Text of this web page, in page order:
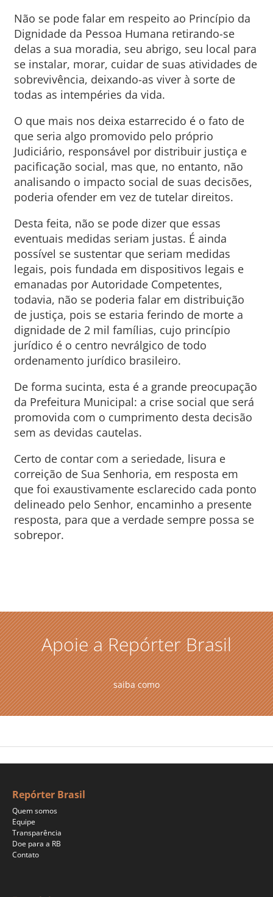
Não se pode falar em respeito ao Princípio da
Dignidade da Pessoa Humana retirando-se
delas a sua moradia, seu abrigo, seu local para
se instalar, morar, cuidar de suas atividades de
sobrevivência, deixando-as viver à sorte de
todas as intempéries da vida.
O que mais nos deixa estarrecido é o fato de
que seria algo promovido pelo próprio
Judiciário, responsável por distribuir justiça e
pacificação social, mas que, no entanto, não
analisando o impacto social de suas decisões,
poderia ofender em vez de tutelar direitos.
Desta feita, não se pode dizer que essas
eventuais medidas seriam justas. É ainda
possível se sustentar que seriam medidas
legais, pois fundada em dispositivos legais e
emanadas por Autoridade Competentes,
todavia, não se poderia falar em distribuição
de justiça, pois se estaria ferindo de morte a
dignidade de 2 mil famílias, cujo princípio
jurídico é o centro nevrálgico de todo
ordenamento jurídico brasileiro.
De forma sucinta, esta é a grande preocupação
da Prefeitura Municipal: a crise social que será
promovida com o cumprimento desta decisão
sem as devidas cautelas.
Certo de contar com a seriedade, lisura e
correição de Sua Senhoria, em resposta em
que foi exaustivamente esclarecido cada ponto
delineado pelo Senhor, encaminho a presente
resposta, para que a verdade sempre possa se
sobrepor.
Apoie a Repórter Brasil
saiba como
Repórter Brasil
Quem somos
Equipe
Transparência
Doe para a RB
Contato